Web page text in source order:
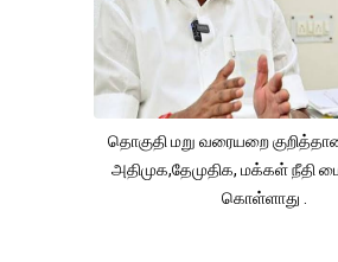
தொகுதி மறு வரையறை
அதிமுக,தேமுதிக, மக்கள் நீதி
கொள்ளாது .